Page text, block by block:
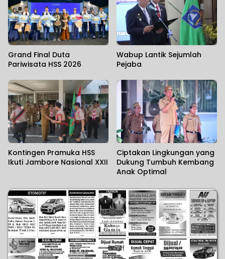
Grand Final Duta
Pariwisata HSS 2026
Wabup Lantik Sejumlah
Pejaba
Kontingen Pramuka HSS
Ikuti Jambore Nasional XXII
Ciptakan Lingkungan yang
Dukung Tumbuh Kembang
Anak Optimal